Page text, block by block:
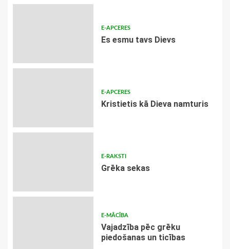
E-APCERES
Es esmu tavs Dievs
E-APCERES
Kristietis kā Dieva namturis
E-RAKSTI
Grēka sekas
E-MĀCĪBA
Vajadzība pēc grēku
piedošanas un ticības